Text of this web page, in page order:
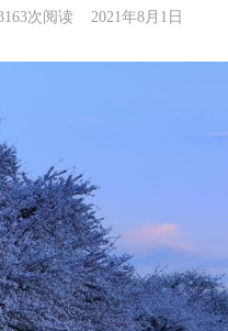
次阅读 2021年8月1日